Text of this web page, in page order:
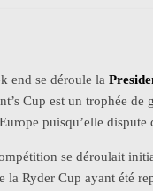
end se déroule la
Cup est un trophée
puisqu’elle
se déroulait
la Ryder Cup ayant été